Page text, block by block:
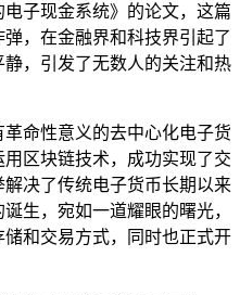
子现金系统》的论文，这篇
，在金融界和科技界引起了
，引发了无数人的关注和热
命性意义的去中心化电子货
区块链技术，成功实现了交
决了传统电子货币长期以来
生，宛如一道耀眼的曙光，
和交易方式，同时也正式开